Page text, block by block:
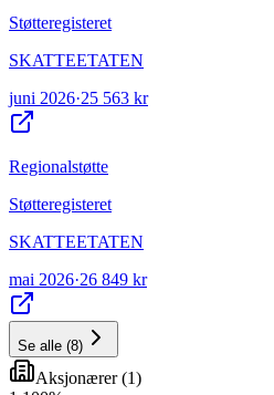
Støtteregisteret
SKATTEETATEN
juni 2026·25 563 kr
Regionalstøtte
Støtteregisteret
SKATTEETATEN
mai 2026·26 849 kr
Se alle (8)
Aksjonærer(1)